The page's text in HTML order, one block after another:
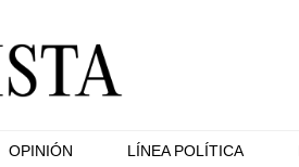
OPINIÓN LÍNEA POLÍTICA